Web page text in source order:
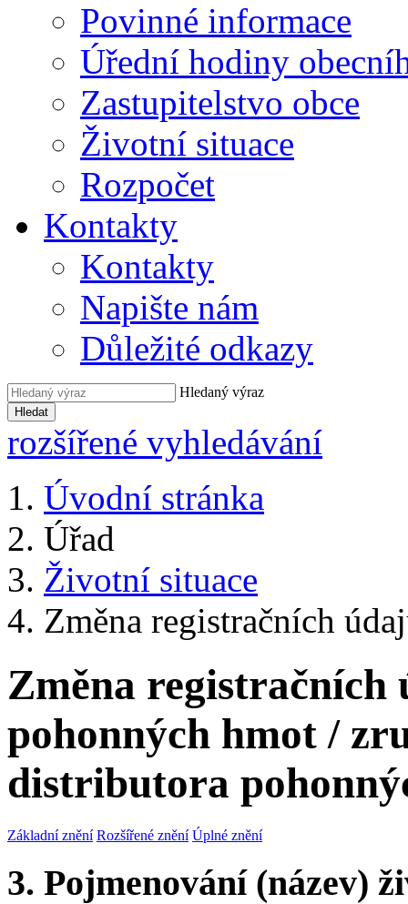
Povinné informace
Úřední hodiny
Zastupitelstvo obce
Životní situace
Rozpočet
Kontakty
Kontakty
Napište nám
Důležité odkazy
Hledaný výraz
Hledat
rozšířené vyhledávání
Úvodní stránka
Úřad
Životní situace
Změna registračních
Změna
pohonných hmot /
distributora
Základní znění Rozšířené znění Úplné znění
3. Pojmenování (název)